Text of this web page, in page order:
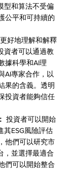
型和算法不受偏
公平和可持續的
好地理解和解釋
資者可以通過教
據科學和AI理
AI專家合作，以
果的含義。透明
投資者能夠信任
投資者可以開始
其ESG風險評估
他們可以研究市
，並選擇最適合
們可以開始整合